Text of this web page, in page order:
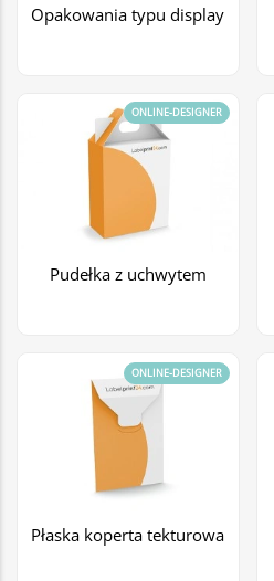
Opakowania typu display
Pudełka z uchwytem
ONLINE-DESIGNER
Płaska koperta tekturowa
ONLINE-DESIGNER